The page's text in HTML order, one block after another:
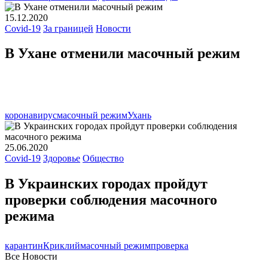
15.12.2020
Covid-19 За границей Новости
В Ухане отменили масочный режим
коронавирусмасочный режимУхань
25.06.2020
Covid-19 Здоровье Общество
В Украинских городах пройдут
проверки соблюдения масочного
режима
карантинКриклиймасочный режимпроверка
Все Новости